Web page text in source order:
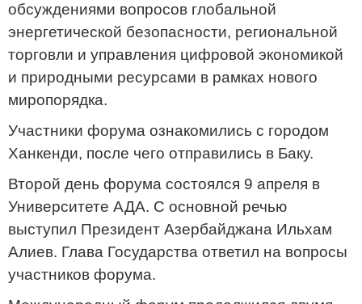
обсуждениями вопросов глобальной
энергетической безопасности, региональной
торговли и управления цифровой экономикой
и природными ресурсами в рамках нового
миропорядка.
Участники форума ознакомились с городом
Ханкенди, после чего отправились в Баку.
Второй день форума состоялся 9 апреля в
Университете АДА. С основной речью
выступил Президент Азербайджана Ильхам
Алиев. Глава Государства ответил на вопросы
участников форума.